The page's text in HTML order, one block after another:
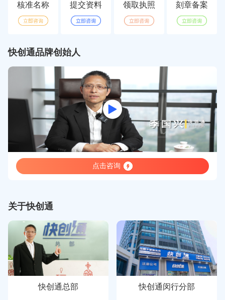
核准名称 提交资料 领取执照 刻章备案
快创通品牌创始人
点击咨询
关于快创通
快创通总部 快创通闵行分部